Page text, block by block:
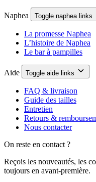
Naphea Toggle naphea links
La promesse Naphea
L’histoire de Naphea
Le bar à pampilles
Aide Toggle aide links
FAQ & livraison
Guide des tailles
Entretien
Retours &
Nous contacter
On reste en contact ?
Reçois les nouveautés, les
toujours en avant-première.